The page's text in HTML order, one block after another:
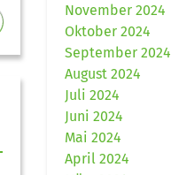
November 2024
Oktober 2024
September 2024
August 2024
Juli 2024
Juni 2024
Mai 2024
April 2024